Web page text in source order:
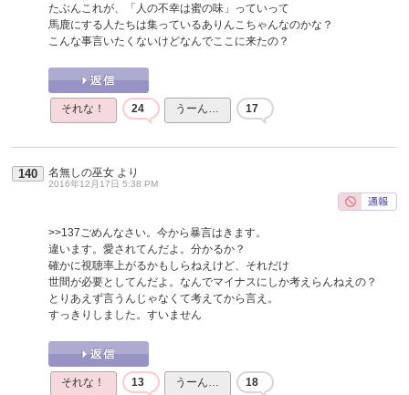
たぶんこれが、「人の不幸は蜜の味」っていって
馬鹿にする人たちは集っているありんこちゃんなのかな？
こんな事言いたくないけどなんでここに来たの？
それな！ 24 うーん… 17
140 名無しの巫女 より
2016年12月17日 5:38 PM
>>137ごめんなさい。今から暴言はきます。
違います。愛されてんだよ。分かるか？
確かに視聴率上がるかもしらねえけど、それだけ
世間が必要としてんだよ。なんでマイナスにしか考えらんねえの？
とりあえず言うんじゃなくて考えてから言え。
すっきりしました。すいません
それな！ 13 うーん… 18